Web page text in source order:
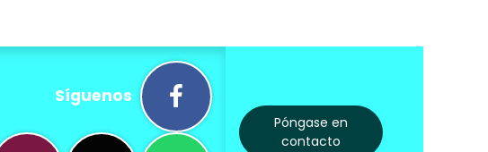
Síguenos
Póngase en
contacto